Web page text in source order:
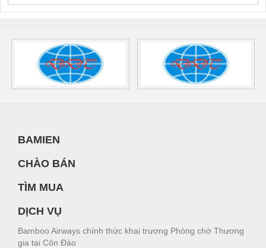
BAMIEN
CHÀO BÁN
TÌM MUA
DỊCH VỤ
Bamboo Airways chính thức khai trương Phòng chờ Thương
gia tại Côn Đảo